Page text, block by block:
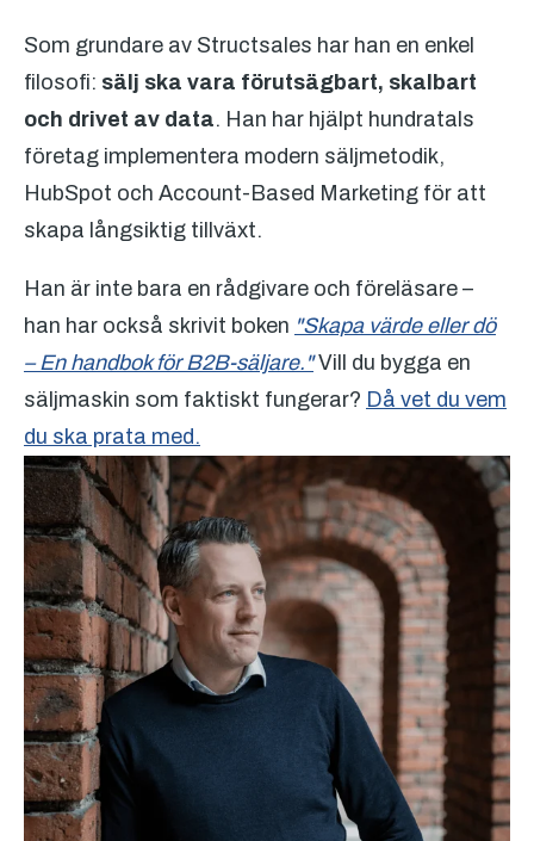
Som grundare av Structsales har han en enkel
filosofi: sälj ska vara förutsägbart, skalbart
och drivet av data. Han har hjälpt hundratals
företag implementera modern säljmetodik,
HubSpot och Account-Based Marketing för att
skapa långsiktig tillväxt.
Han är inte bara en rådgivare och föreläsare –
han har också skrivit boken "Skapa värde eller dö
– En handbok för B2B-säljare."Vill du bygga en
säljmaskin som faktiskt fungerar? Då vet du vem
du ska prata med.